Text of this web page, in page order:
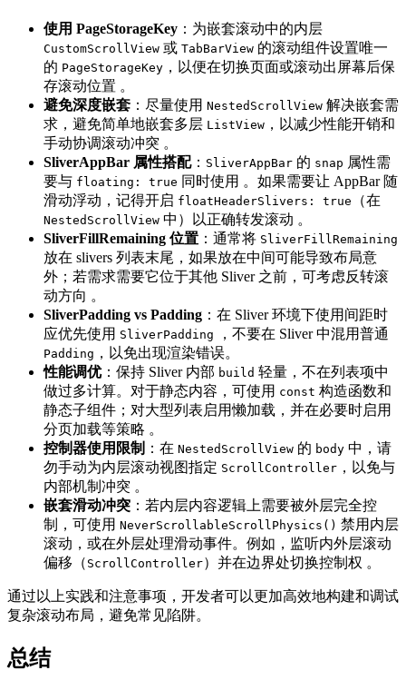
使用 PageStorageKey ：为嵌套滚动中的内层
CustomScrollView 或 TabBarView 的滚动组件设置唯一
的 PageStorageKey ，以便在切换页面或滚动出屏幕后保
存滚动位置 。
避免深度嵌套 ：尽量使用 NestedScrollView 解决嵌套需
求，避免简单地嵌套多层 ListView ，以减少性能开销和
手动协调滚动冲突 。
SliverAppBar 属性搭配： SliverAppBar 的 snap 属性需
要与 floating: true 同时使用 。如果需要让 AppBar 随
滑动浮动，记得开启 floatHeaderSlivers: true （在
NestedScrollView 中）以正确转发滚动 。
SliverFillRemaining 位置 ：通常将 SliverFillRemaining
放在 slivers 列表末尾，如果放在中间可能导致布局意
外；若需求需要它位于其他 Sliver 之前，可考虑反转滚
动方向 。
SliverPadding vs Padding ：在 Sliver 环境下使用间距时
应优先使用 SliverPadding ，不要在 Sliver 中混用普通
Padding ，以免出现渲染错误。
性能调优：保持 Sliver 内部 build 轻量，不在列表项中
做过多计算。对于静态内容，可使用 const 构造函数和
静态子组件；对大型列表启用懒加载，并在必要时启用
分页加载等策略 。
控制器使用限制 ：在 NestedScrollView 的 body 中，请
勿手动为内层滚动视图指定 ScrollController ，以免与
内部机制冲突 。
嵌套滑动冲突 ：若内层内容逻辑上需要被外层完全控
制，可使用 NeverScrollableScrollPhysics() 禁用内层
滚动，或在外层处理滑动事件。例如，监听内外层滚动
偏移（ ScrollController）并在边界处切换控制权 。
通过以上实践和注意事项，开发者可以更加高效地构建和调试
复杂滚动布局，避免常见陷阱。
总结